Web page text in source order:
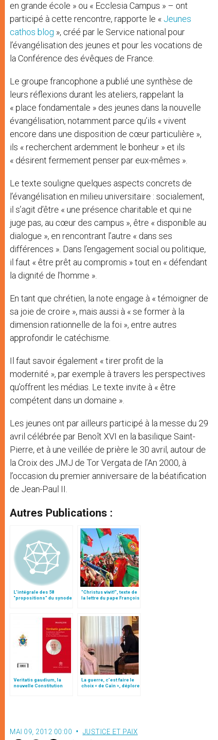
en grande école » ou « Ecclesia Campus » – ont
participé à cette rencontre, rapporte le « Jeunes
cathos blog », créé par le Service national pour
l’évangélisation des jeunes et pour les vocations de
la Conférence des évêques de France.
Le groupe francophone a publié une synthèse de
leurs réflexions durant les ateliers, rappelant la
« place fondamentale » des jeunes dans la nouvelle
évangélisation, notamment parce qu’ils « vivent
encore dans une disposition de cœur particulière »,
ils « recherchent ardemment le bonheur » et ils
« désirent fermement penser par eux-mêmes ».
Le texte souligne quelques aspects concrets de
l’évangélisation en milieu universitaire : socialement,
il s’agit d’être « une présence charitable et qui ne
juge pas, au cœur des campus », être « disponible au
dialogue », en rencontrant l’autre « dans ses
différences ». Dans l’engagement social ou politique,
il faut « être prêt au compromis » tout en « défendant
la dignité de l’homme ».
En tant que chrétien, la note engage à « témoigner de
sa joie de croire », mais aussi à « se former à la
dimension rationnelle de la foi », entre autres
approfondir le catéchisme.
Il faut savoir également « tirer profit de la
modernité », par exemple à travers les perspectives
qu’offrent les médias. Le texte invite à « être
compétent dans un domaine ».
Les jeunes ont par ailleurs participé à la messe du 29
avril célébrée par Benoît XVI en la basilique Saint-
Pierre, et à une veillée de prière le 30 avril, autour de
la Croix des JMJ de Tor Vergata de l’An 2000, à
l’occasion du premier anniversaire de la béatification
de Jean-Paul II.
Autres Publications :
L'intégrale des 58
"propositions" du synode
"Christus vivit!", texte de
la lettre du pape François
Veritatis gaudium, la
nouvelle Constitution
La guerre, c’est faire le
choix « de Caïn », déplore
MAI 09, 2012 00:00 JUSTICE ET PAIX